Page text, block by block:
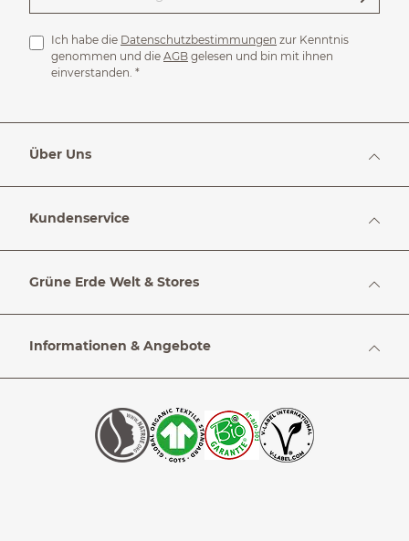
Ich habe die Datenschutzbestimmungen zur Kenntnis
genommen und die AGB gelesen und bin mit ihnen
einverstanden. *
Über Uns
Kundenservice
Grüne Erde Welt & Stores
Informationen & Angebote